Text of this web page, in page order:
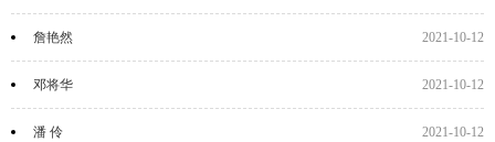
詹艳然 2021-10-12
邓将华 2021-10-12
潘 伶 2021-10-12